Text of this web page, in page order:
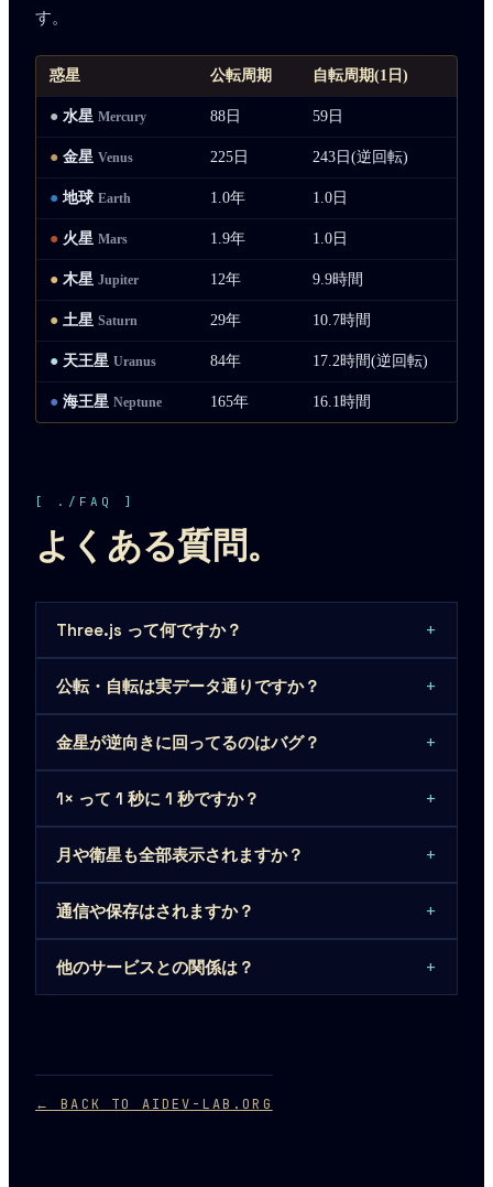
す。
惑星 公転周期 自転周期(1日)
● 水星 Mercury 88日 59日
● 金星 Venus 225日 243日(逆回転)
● 地球 Earth 1.0年 1.0日
● 火星 Mars 1.9年 1.0日
● 木星 Jupiter 12年 9.9時間
● 土星 Saturn 29年 10.7時間
● 天王星 Uranus 84年 17.2時間(逆回転)
● 海王星 Neptune 165年 16.1時間
[ ./FAQ ]
よくある質問。
Three.js って何ですか？ +
公転・自転は実データ通りですか？ +
金星が逆向きに回ってるのはバグ？ +
1× って 1 秒に 1 秒ですか？ +
月や衛星も全部表示されますか？ +
通信や保存はされますか？ +
他のサービスとの関係は？ +
← BACK TO AIDEV-LAB.ORG